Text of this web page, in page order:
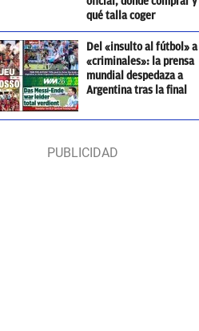
qué talla coger
Del «insulto al fútbol» a
«criminales»: la prensa
mundial despedaza a
Argentina tras la final